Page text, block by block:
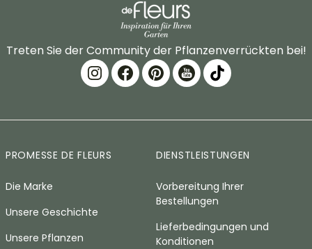
Treten Sie der Community der Pflanzenverrückten bei!
PROMESSE DE FLEURS
Die Marke
Unsere Geschichte
Unsere Pflanzen
DIENSTLEISTUNGEN
Vorbereitung Ihrer
Bestellungen
Lieferbedingungen und
Konditionen